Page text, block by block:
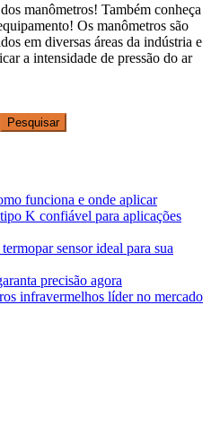
manômetros! Também conheça
Os manômetros são
em diversas áreas da indústria e
a intensidade de pressão do ar
Pesquisar
funciona e onde aplicar
K confiável para aplicações
sensor ideal para sua
precisão agora
infravermelhos líder no mercado